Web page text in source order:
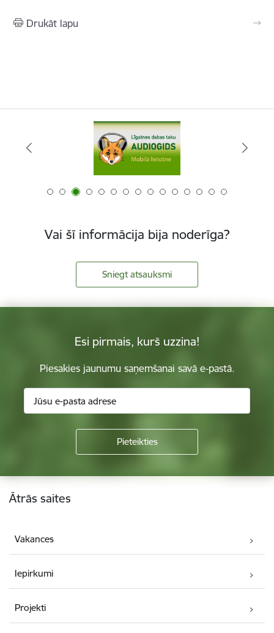
Drukāt lapu
Vai šī informācija bija noderīga?
Sniegt atsauksmi
Esi pirmais, kurš uzzina!
Piesakies jaunumu saņemšanai savā e-pastā.
Kājene
Ātrās saites
Vakances
Iepirkumi
Projekti